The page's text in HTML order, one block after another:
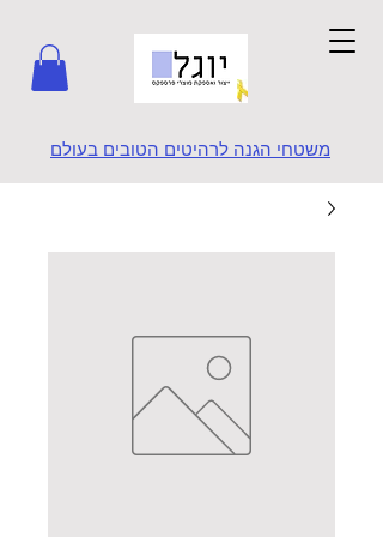
משטחי הגנה לרהיטים הטובים בעולם